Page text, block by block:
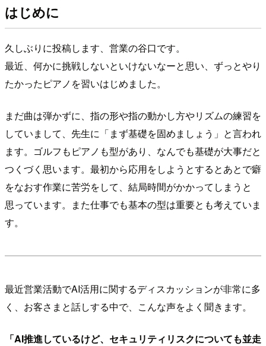
はじめに
久しぶりに投稿します、営業の谷口です。
最近、何かに挑戦しないといけないなーと思い、ずっとやり
たかったピアノを習いはじめました。
まだ曲は弾かずに、指の形や指の動かし方やリズムの練習を
していまして、先生に「まず基礎を固めましょう」と言われ
ます。ゴルフもピアノも型があり、なんでも基礎が大事だと
つくづく思います。最初から応用をしようとするとあとで癖
をなおす作業に苦労をして、結局時間がかかってしまうと
思っています。また仕事でも基本の型は重要とも考えていま
す。
最近営業活動でAI活用に関するディスカッションが非常に多
く、お客さまと話しする中で、こんな声をよく聞きます。
「AI推進しているけど、セキュリティリスクについても並走